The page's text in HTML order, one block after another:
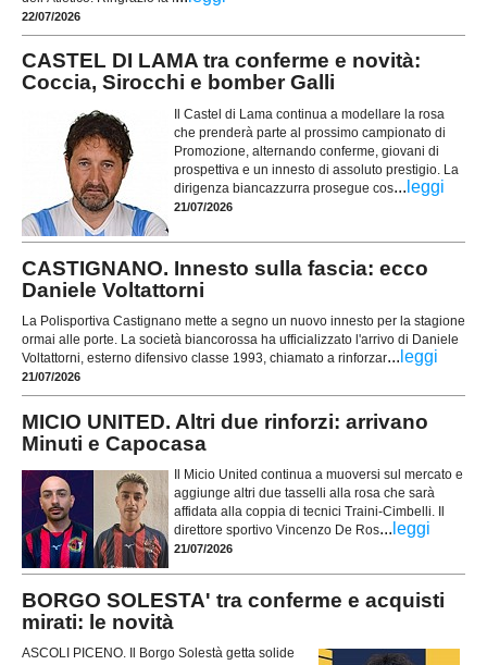
22/07/2026
CASTEL DI LAMA tra conferme e novità:
Coccia, Sirocchi e bomber Galli
Il Castel di Lama continua a modellare la rosa
che prenderà parte al prossimo campionato di
Promozione, alternando conferme, giovani di
prospettiva e un innesto di assoluto prestigio. La
dirigenza biancazzurra prosegue cos... leggi
21/07/2026
CASTIGNANO. Innesto sulla fascia: ecco
Daniele Voltattorni
La Polisportiva Castignano mette a segno un nuovo innesto per la stagione
ormai alle porte. La società biancorossa ha ufficializzato l'arrivo di Daniele
Voltattorni, esterno difensivo classe 1993, chiamato a rinforzar... leggi
21/07/2026
MICIO UNITED. Altri due rinforzi: arrivano
Minuti e Capocasa
Il Micio United continua a muoversi sul mercato e
aggiunge altri due tasselli alla rosa che sarà
affidata alla coppia di tecnici Traini-Cimbelli. Il
direttore sportivo Vincenzo De Ros... leggi
21/07/2026
BORGO SOLESTA' tra conferme e acquisti
mirati: le novità
ASCOLI PICENO. Il Borgo Solestà getta solide